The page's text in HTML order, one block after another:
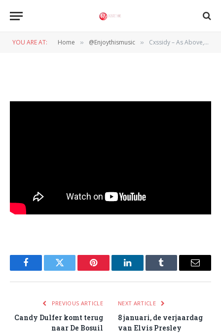
YOU ARE AT: Home » @Enjoythismusic » Cxssidy – As Above, So Below
FacebookTwitter Pinterest LinkedInTumblr Email
PREVIOUS ARTICLE
Candy Dulfer komt terug
naar De Bosuil
NEXT ARTICLE
8 januari, de verjaardag
van Elvis Presley